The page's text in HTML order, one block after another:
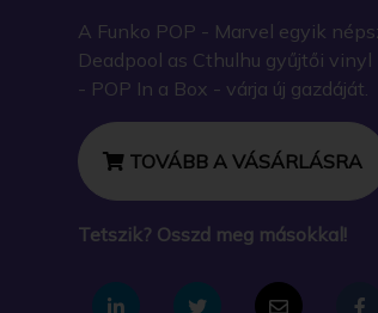
A Funko POP - Marvel egyik
Deadpool as Cthulhu gyűjtői
- POP In a Box - várja új gazdáját.
TOVÁBB A VÁSÁRLÁSRA
Tetszik? Osszd meg másokkal!